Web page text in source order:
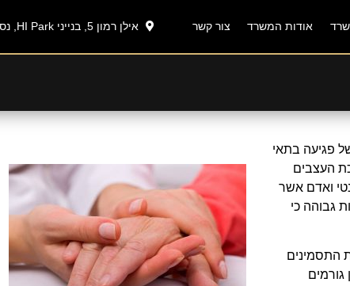
אודות המשרד צור קשר אילן רמון 5, בנייני HI Park, נס ציונה
פגיעה בתאי
העצבים
ואדם אשר
גבוהה כי
התסמינים